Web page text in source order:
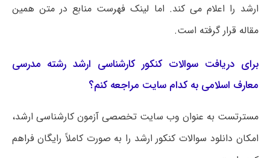
ارشد را اعلام می کند. اما لینک فهرست منابع در متن همین
مقاله قرار گرفته است.
برای دریافت سوالات کنکور کارشناسی ارشد رشته مدرسی
معارف اسلامی به کدام سایت مراجعه کنم؟
مسترتست به عنوان وب سایت تخصصی آزمون کارشناسی ارشد،
امکان دانلود سوالات کنکور ارشد را به صورت کاملاً رایگان فراهم